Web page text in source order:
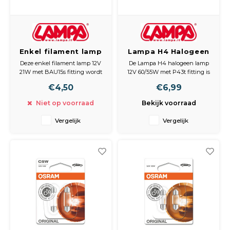
Enkel filament lamp
12V 21W BAU15s,
amber, 2 stuks
Deze enkel filament lamp 12V
21W met BAU15s fitting wordt
voertuigverlichting zoals
amberkleur zorgt voor een
geschikt voor diverse
€4,50
Niet op voorraad
Vergelijk
Lampa H4 Halogeen
Lamp 12V 60/55W,
P43t, Autolamp
De Lampa H4 halogeen lamp
12V 60/55W met P43t fitting is
zorgt voor heldere verlichting
het rijden. Deze lamp
grootlicht in één lamp en
€6,99
Bekijk voorraad
Vergelijk